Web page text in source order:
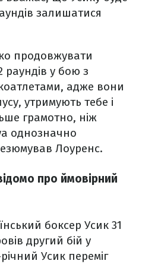
залишатися
продовжувати
раундів у бою з
адже вони
утримують тебе і
грамотно, ніж
однозначно
Лоуренс.
про ймовірний
боксер Усик 31
другий бій у
Усик переміг